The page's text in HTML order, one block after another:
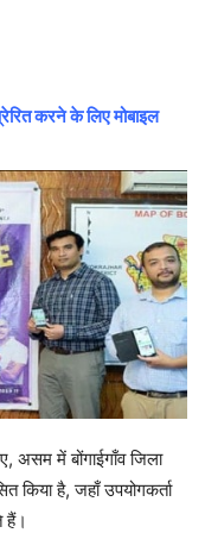
करने के लिए मोबाइल
असम में बोंगाईगाँव जिला
किया है, जहाँ उपयोगकर्ता
हैं।